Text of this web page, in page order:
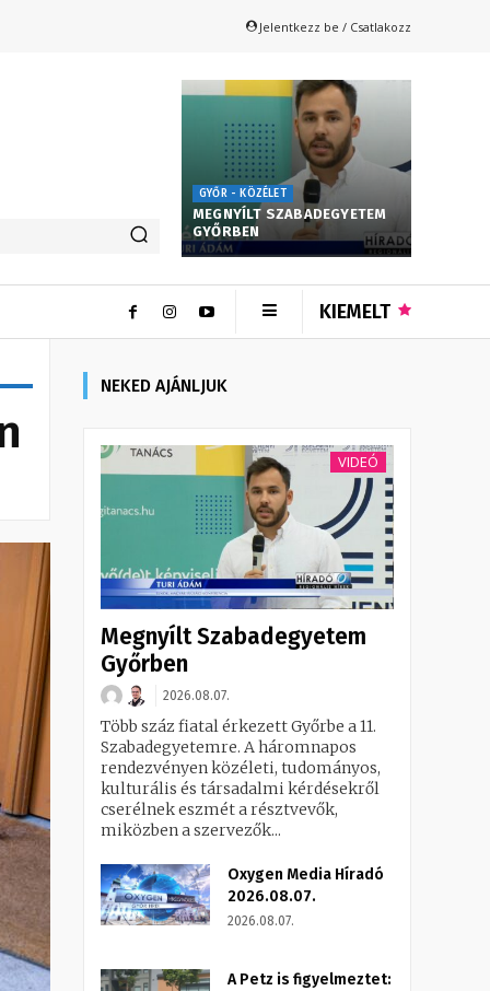
Jelentkezz be / Csatlakozz
GYŐR - KÖZÉLET
MEGNYÍLT SZABADEGYETEM
GYŐRBEN
KIEMELT
NEKED AJÁNLJUK
VIDEÓ
Megnyílt Szabadegyetem
Győrben
2026.08.07.
Több száz fiatal érkezett Győrbe a 11.
Szabadegyetemre. A háromnapos
rendezvényen közéleti, tudományos,
kulturális és társadalmi kérdésekről
cserélnek eszmét a résztvevők,
miközben a szervezők...
Oxygen Media Híradó
2026.08.07.
2026.08.07.
A Petz is figyelmeztet: